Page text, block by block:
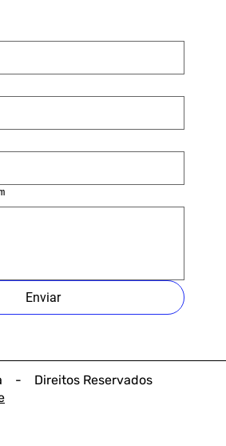
- Direitos Reservados
Enviar